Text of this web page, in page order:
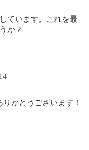
ています。これを最
か？
りがとうございます！